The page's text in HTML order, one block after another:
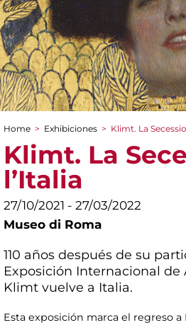
You are here
Home > Exhibiciones > Klimt. La
Klimt. La
l’Italia
27/10/2021 - 27/03/2022
Museo di Roma
110 años después de su
Exposición Internacional de
Klimt vuelve a Italia.
Esta exposición marca el regreso